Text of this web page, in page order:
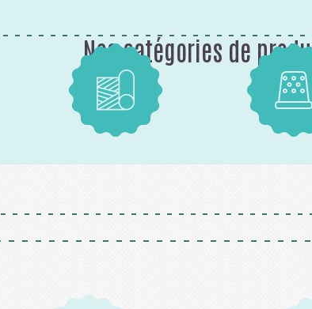
Nos catégories de
Tissus Mercerie